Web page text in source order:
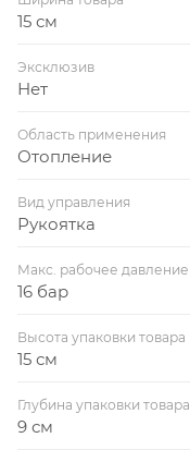
15 см
Эксклюзив
Нет
Область применения
Отопление
Вид управления
Рукоятка
Макс. рабочее давление
16 бар
Высота упаковки товара
15 см
Глубина упаковки товара
9 см